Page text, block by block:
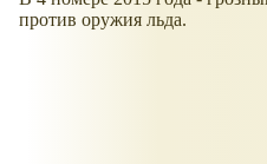
против оружия льда.